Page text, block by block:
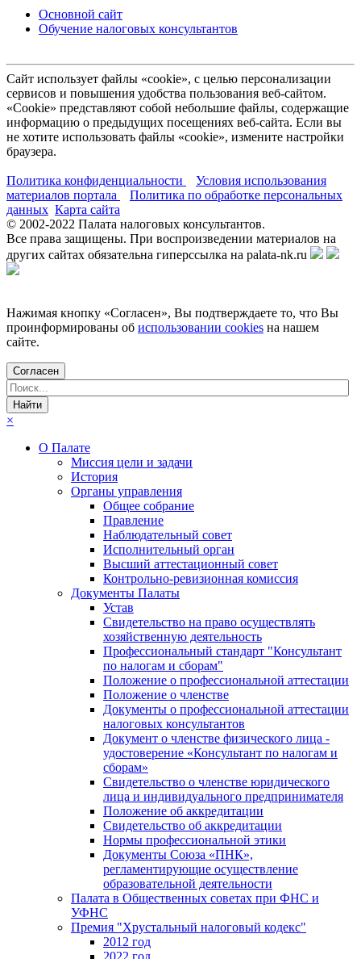
Основной сайт
Обучение налоговых консультантов
Сайт использует файлы «cookie», с целью персонализации
сервисов и повышения удобства пользования веб-сайтом.
«Cookie» представляют собой небольшие файлы, содержащие
информацию о предыдущих посещениях веб-сайта. Если вы
не хотите использовать файлы «cookie», измените настройки
браузера.
Политика конфиденциальности
Условия использования
материалов портала
Политика по обработке персональных
данных Карта сайта
© 2002-2022 Палата налоговых консультантов.
Все права защищены. При воспроизведении материалов на
других сайтах обязательна гиперссылка на palata-nk.ru
Нажимая кнопку «Согласен», Вы подтверждаете то, что Вы
проинформированы об использовании cookies на нашем
сайте.
Согласен
×
О Палате
Миссия цели и задачи
История
Органы управления
Общее собрание
Правление
Наблюдательный совет
Исполнительный орган
Высший аттестационный совет
Контрольно-ревизионная комиссия
Документы Палаты
Устав
Свидетельство на право осуществлять
хозяйственную деятельность
Профессиональный стандарт "Консультант
по налогам и сборам"
Положение о профессиональной аттестации
Положение о членстве
Документы о профессиональной аттестации
налоговых консультантов
Документ о членстве физического лица -
удостоверение «Консультант по налогам и
сборам»
Свидетельство о членстве юридического
лица и индивидуального предпринимателя
Положение об аккредитации
Свидетельство об аккредитации
Нормы профессиональной этики
Документы Союза «ПНК»,
регламентирующие осуществление
образовательной деятельности
Палата в Общественных советах при ФНС и
УФНС
Премия "Хрустальный налоговый кодекс"
2012 год
2022 год